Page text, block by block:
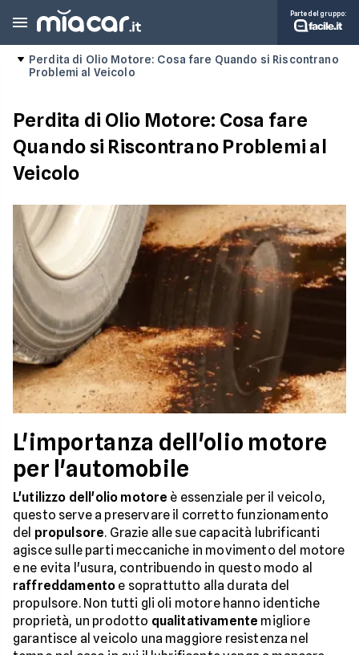
Parte del gruppo:
Perdita di Olio Motore: Cosa fare Quando si Riscontrano
Problemi al Veicolo
Perdita di Olio Motore: Cosa fare
Quando si Riscontrano Problemi al
Veicolo
L'importanza dell'olio motore
per l'automobile
L'utilizzo dell'olio motore è essenziale per il veicolo,
questo serve a preservare il corretto funzionamento
del propulsore. Grazie alle sue capacità lubrificanti
agisce sulle parti meccaniche in movimento del motore
e ne evita l'usura, contribuendo in questo modo al
raffreddamento e soprattutto alla durata del
propulsore. Non tutti gli oli motore hanno identiche
proprietà, un prodotto qualitativamente migliore
garantisce al veicolo una maggiore resistenza nel